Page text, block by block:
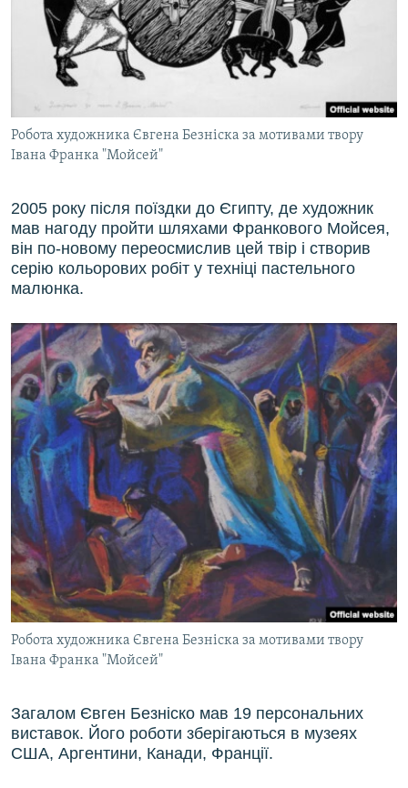
Робота художника Євгена Безніска за мотивами твору
Івана Франка "Мойсей"
2005 року після поїздки до Єгипту, де художник
мав нагоду пройти шляхами Франкового Мойсея,
він по-новому переосмислив цей твір і створив
серію кольорових робіт у техніці пастельного
малюнка.
Робота художника Євгена Безніска за мотивами твору
Івана Франка "Мойсей"
Загалом Євген Безніско мав 19 персональних
виставок. Його роботи зберігаються в музеях
США, Аргентини, Канади, Франції.